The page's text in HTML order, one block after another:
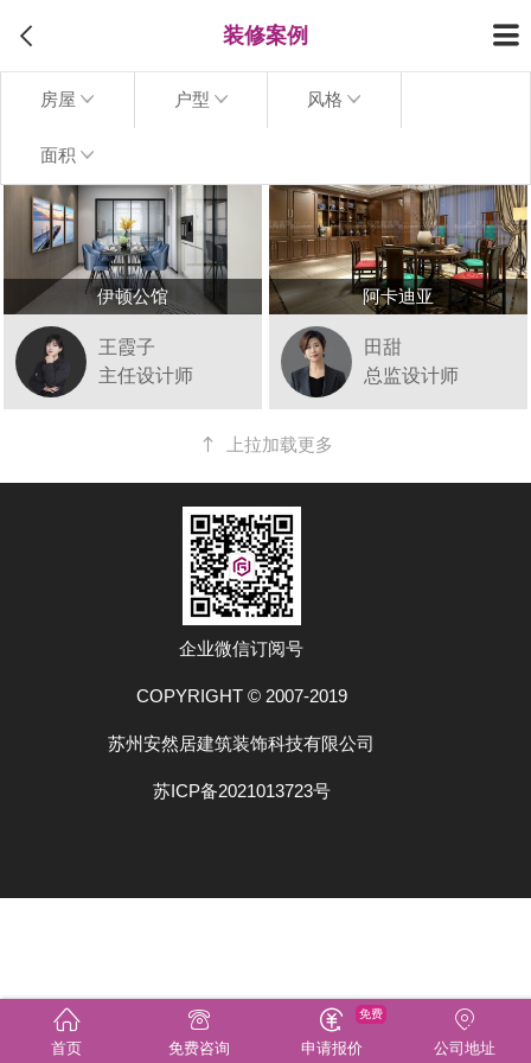
装修案例
房屋 户型 风格
面积
伊顿公馆
王霞子
主任设计师
阿卡迪亚
田甜
总监设计师
上拉加载更多
企业微信订阅号
COPYRIGHT © 2007-2019
苏州安然居建筑装饰科技有限公司
苏ICP备2021013723号
首页 免费咨询 申请报价
免费
公司地址